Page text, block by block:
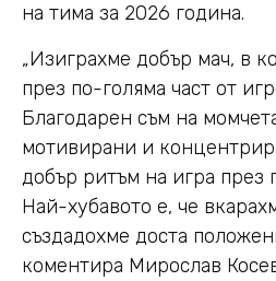
на тима за 2026 година.
„Изиграхме добър мач, в
през по-голяма част от
Благодарен съм на
мотивирани и
добър ритъм на игра през
Най-хубавото е, че
създадохме доста
коментира Мирослав